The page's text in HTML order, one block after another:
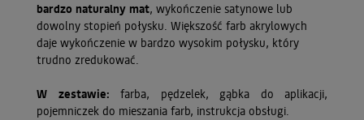
bardzo naturalny mat, wykończenie satynowe lub
dowolny stopień połysku. Większość farb akrylowych
daje wykończenie w bardzo wysokim połysku, który
trudno zredukować.
W zestawie: farba, pędzelek, gąbka do aplikacji,
pojemniczek do mieszania farb, instrukcja obsługi.